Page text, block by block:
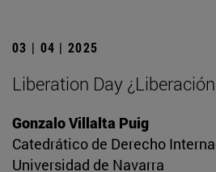
03 | 04 | 2025
Liberation Day
Gonzalo Villalta Puig
Catedrático de Derecho
Universidad de Navarra